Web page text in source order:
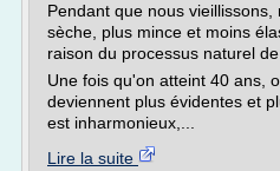
Pendant que nous
sèche, plus mince et moins
raison du processus naturel
Une fois qu'on atteint 40 ans,
deviennent plus évidentes et
est inharmonieux,...
Lire la suite